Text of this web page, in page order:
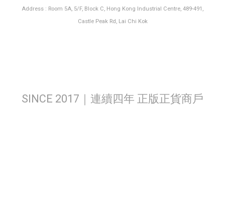
Address : Room 5A, 5/F, Block C, Hong Kong Industrial Centre, 489-491,
Castle Peak Rd, Lai Chi Kok
SINCE 2017｜連續四年 正版正貨商戶